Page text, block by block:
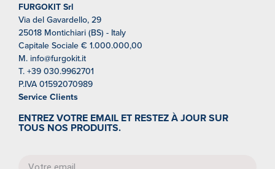
FURGOKIT Srl
Via del Gavardello, 29
25018 Montichiari (BS) - Italy
Capitale Sociale € 1.000.000,00
M. info@furgokit.it
T. +39 030.9962701
P.IVA 01592070989
Service Clients
ENTREZ VOTRE EMAIL ET RESTEZ À JOUR SUR
TOUS NOS PRODUITS.